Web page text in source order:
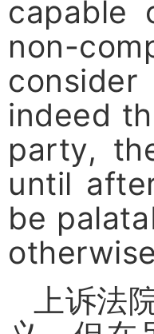
capable
non-
indeed
party,
until
be
上诉法